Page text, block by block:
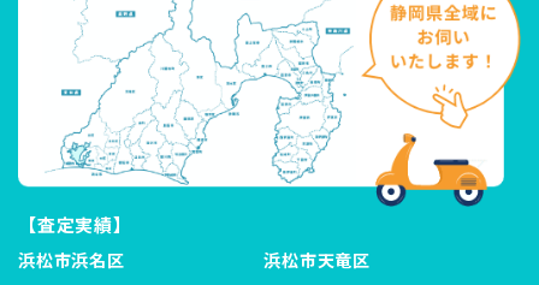
【査定実績】
浜松市浜名区
浜松市天竜区